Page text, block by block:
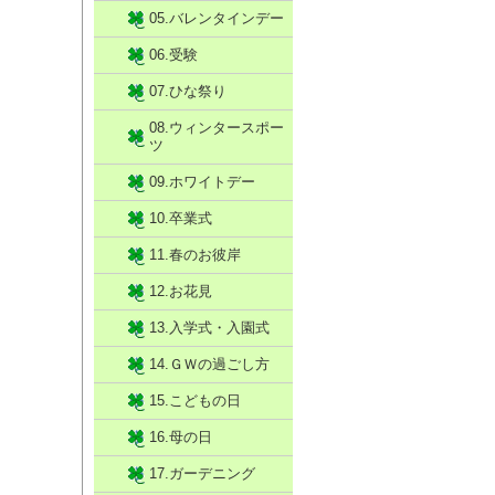
05.バレンタインデー
06.受験
07.ひな祭り
08.ウィンタースポー
ツ
09.ホワイトデー
10.卒業式
11.春のお彼岸
12.お花見
13.入学式・入園式
14.ＧＷの過ごし方
15.こどもの日
16.母の日
17.ガーデニング